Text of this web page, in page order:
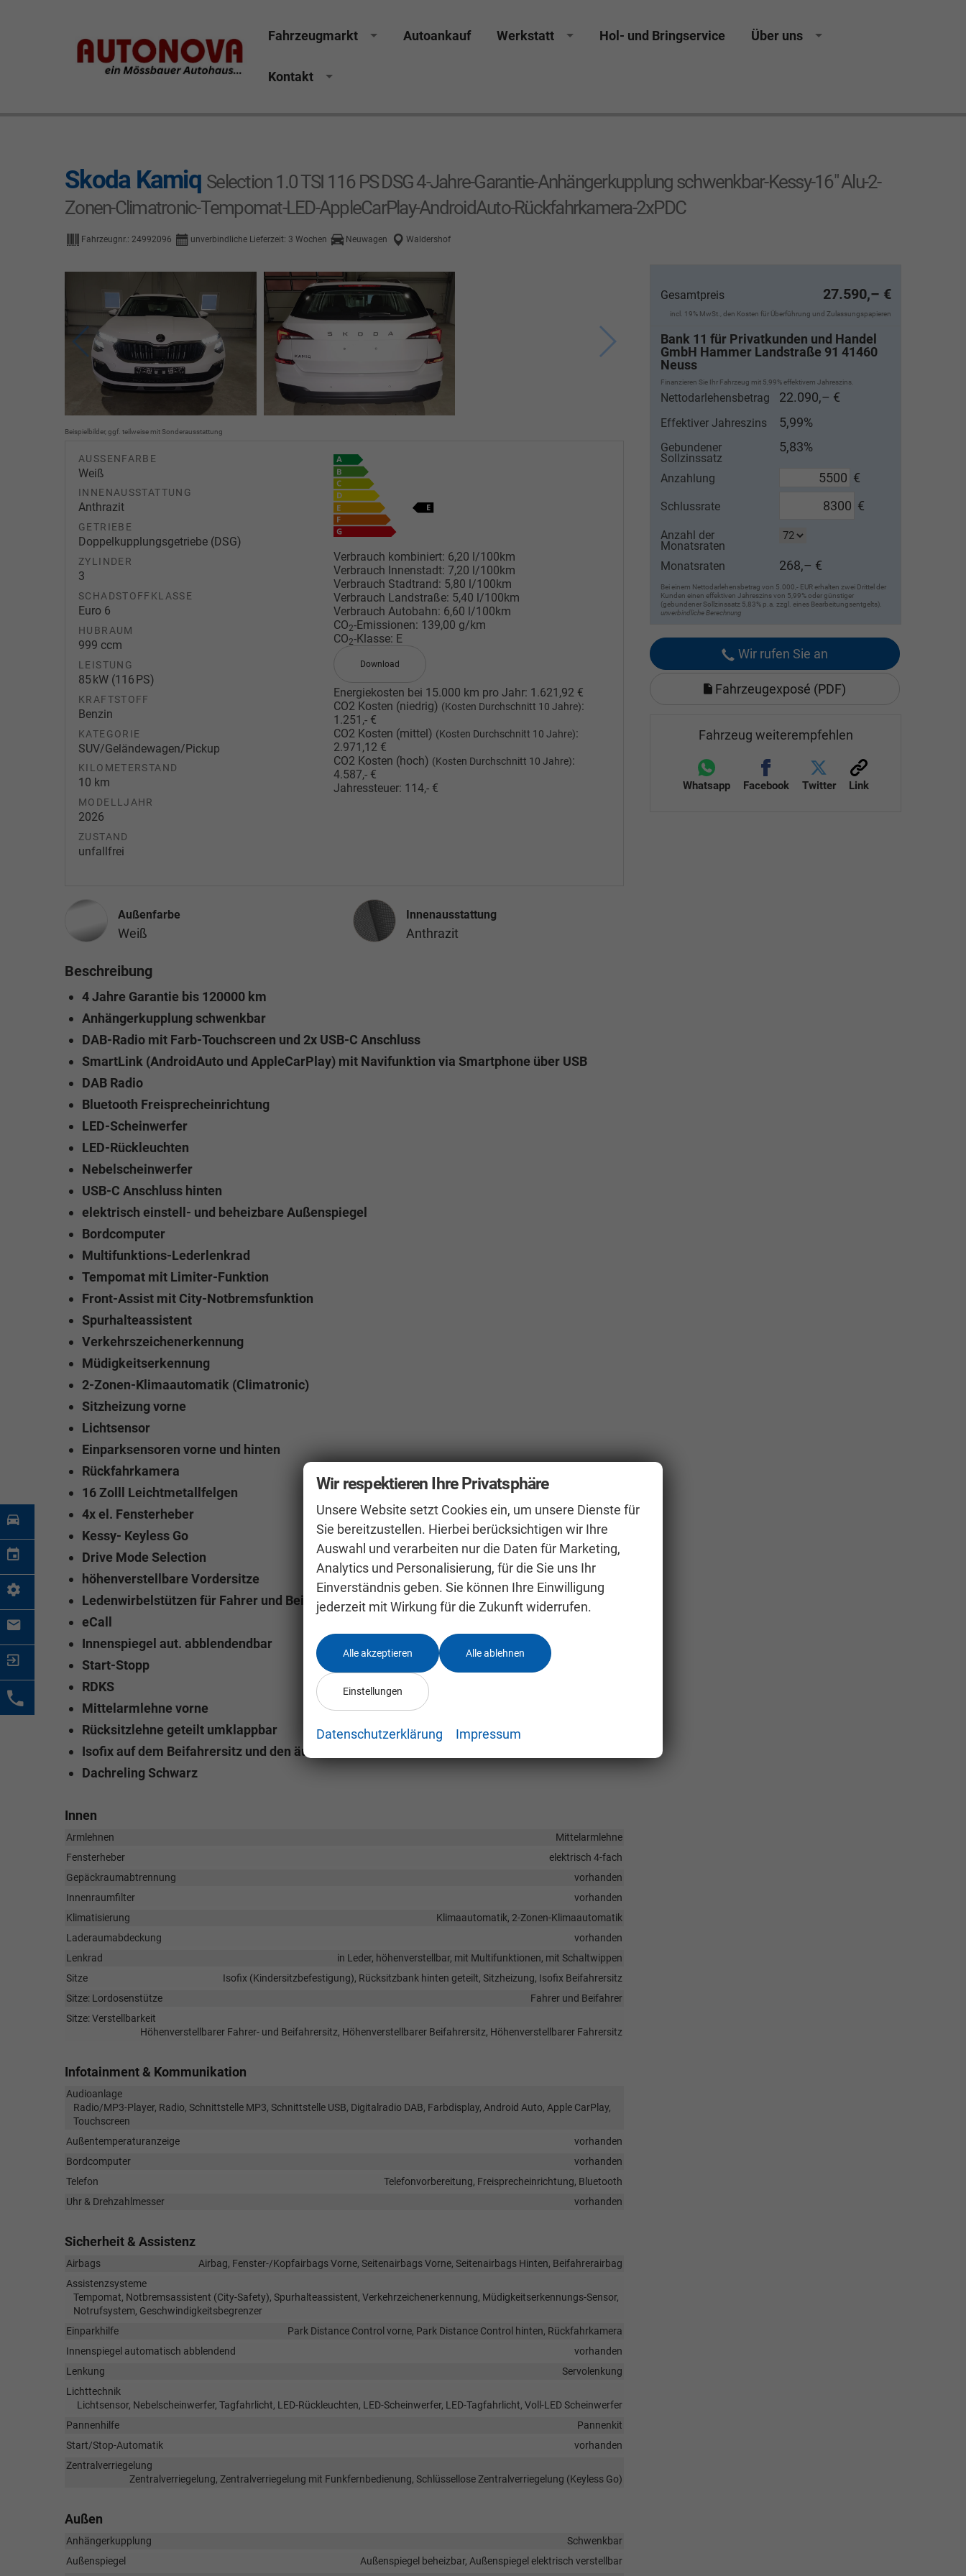
Skoda Kamiq Bayreuth Nützel Mössbauer Autonova Brucker Räthel MGS Autohaus günstig Finanzierung Leasing Neuwagen Gebrauchtwagen Jahreswagen
Fahrzeugmarkt Autoankauf Werkstatt Hol- und Bringservice Über uns
Kontakt
Skoda Kamiq Selection 1.0 TSI 116 PS DSG 4-Jahre-Garantie-Anhängerkupplung schwenkbar-Kessy-16" Alu-2-
Zonen-Climatronic-Tempomat-LED-AppleCarPlay-AndroidAuto-Rückfahrkamera-2xPDC
Fahrzeugnr.: 24992096 unverbindliche Lieferzeit: 3 Wochen Neuwagen Waldershof
Gesamtpreis 27.590,– €
incl. 19% MwSt., den Kosten für Überführung und Zulassungspapieren
Bank 11 für Privatkunden und Handel
GmbH Hammer Landstraße 91 41460
Neuss
Finanzieren Sie Ihr Fahrzeug mit 5,99% effektivem Jahreszins.
Nettodarlehensbetrag 22.090,– €
Effektiver Jahreszins 5,99%
Gebundener
Sollzinssatz
5,83%
Anzahlung €
Schlussrate €
Anzahl der
Monatsraten
Monatsraten
268,– €
Bei einem Nettodarlehensbetrag von 5.000,- EUR erhalten zwei Drittel der
Kunden einen effektiven Jahreszins von 5,99% oder günstiger
(gebundener Sollzinssatz 5,83% p.a. zzgl. eines Bearbeitungsentgelts).
unverbindliche Berechnung
Wir rufen Sie an
Fahrzeugexposé (PDF)
Fahrzeug weiterempfehlen
Whatsapp Facebook Twitter Link
Beispielbilder, ggf. teilweise mit Sonderausstattung
AUSSENFARBE
Weiß
INNENAUSSTATTUNG
Anthrazit
GETRIEBE
Doppelkupplungsgetriebe (DSG)
ZYLINDER
3
SCHADSTOFFKLASSE
Euro 6
HUBRAUM
999 ccm
LEISTUNG
85 kW (116 PS)
KRAFTSTOFF
Benzin
KATEGORIE
SUV/Geländewagen/Pickup
KILOMETERSTAND
10 km
MODELLJAHR
2026
ZUSTAND
unfallfrei
Verbrauch kombiniert: 6,20 l/100km
Verbrauch Innenstadt: 7,20 l/100km
Verbrauch Stadtrand: 5,80 l/100km
Verbrauch Landstraße: 5,40 l/100km
Verbrauch Autobahn: 6,60 l/100km
CO2-Emissionen: 139,00 g/km
CO2-Klasse: E
Download
Energiekosten bei 15.000 km pro Jahr: 1.621,92 €
CO2 Kosten (niedrig) (Kosten Durchschnitt 10 Jahre):
1.251,- €
CO2 Kosten (mittel) (Kosten Durchschnitt 10 Jahre):
2.971,12 €
CO2 Kosten (hoch) (Kosten Durchschnitt 10 Jahre):
4.587,- €
Jahressteuer: 114,- €
Außenfarbe
Weiß
InnenausstattungInnenausstattung
Anthrazit
Beschreibung
4 Jahre Garantie bis 120000 km
Anhängerkupplung schwenkbar
DAB-Radio mit Farb-Touchscreen und 2x USB-C Anschluss
SmartLink (AndroidAuto und AppleCarPlay) mit Navifunktion via Smartphone über USB
DAB Radio
Bluetooth Freisprecheinrichtung
LED-Scheinwerfer
LED-Rückleuchten
Nebelscheinwerfer
USB-C Anschluss hinten
elektrisch einstell- und beheizbare Außenspiegel
Bordcomputer
Multifunktions-Lederlenkrad
Tempomat mit Limiter-Funktion
Front-Assist mit City-Notbremsfunktion
Spurhalteassistent
Verkehrszeichenerkennung
Müdigkeitserkennung
2-Zonen-Klimaautomatik (Climatronic)
Sitzheizung vorne
Lichtsensor
Einparksensoren vorne und hinten
Rückfahrkamera
16 Zolll Leichtmetallfelgen
4x el. Fensterheber
Kessy- Keyless Go
Drive Mode Selection
höhenverstellbare Vordersitze
Ledenwirbelstützen für Fahrer und Beifahrer
eCall
Innenspiegel aut. abblendendbar
Start-Stopp
RDKS
Mittelarmlehne vorne
Rücksitzlehne geteilt umklappbar
Isofix auf dem Beifahrersitz und den äußeren Rücksitzen
Dachreling Schwarz
Innen
Armlehnen
Mittelarmlehne
Fensterheber
elektrisch 4-fach
Gepäckraumabtrennung
vorhanden
Innenraumfilter
vorhanden
Klimatisierung
Klimaautomatik, 2-Zonen-Klimaautomatik
Laderaumabdeckung
vorhanden
Lenkrad
in Leder, höhenverstellbar, mit Multifunktionen, mit Schaltwippen
Sitze
Isofix (Kindersitzbefestigung), Rücksitzbank hinten geteilt, Sitzheizung, Isofix Beifahrersitz
Sitze: Lordosenstütze
Fahrer und Beifahrer
Sitze: Verstellbarkeit
Höhenverstellbarer Fahrer- und Beifahrersitz, Höhenverstellbarer Beifahrersitz, Höhenverstellbarer Fahrersitz
Infotainment & Kommunikation
Audioanlage
Radio/MP3-Player, Radio, Schnittstelle MP3, Schnittstelle USB, Digitalradio DAB, Farbdisplay, Android Auto, Apple CarPlay,
Touchscreen
Außentemperaturanzeige
vorhanden
Bordcomputer
vorhanden
Telefon
Telefonvorbereitung, Freisprecheinrichtung, Bluetooth
Uhr & Drehzahlmesser
vorhanden
Sicherheit & Assistenz
Airbags
Airbag, Fenster-/Kopfairbags Vorne, Seitenairbags Vorne, Seitenairbags Hinten, Beifahrerairbag
Assistenzsysteme
Tempomat, Notbremsassistent (City-Safety), Spurhalteassistent, Verkehrzeichenerkennung, Müdigkeitserkennungs-Sensor,
Notrufsystem, Geschwindigkeitsbegrenzer
Einparkhilfe
Park Distance Control vorne, Park Distance Control hinten, Rückfahrkamera
Innenspiegel automatisch abblendend
vorhanden
Lenkung
Servolenkung
Lichttechnik
Lichtsensor, Nebelscheinwerfer, Tagfahrlicht, LED-Rückleuchten, LED-Scheinwerfer, LED-Tagfahrlicht, Voll-LED Scheinwerfer
Pannenhilfe
Pannenkit
Start/Stop-Automatik
vorhanden
Zentralverriegelung
Zentralverriegelung, Zentralverriegelung mit Funkfernbedienung, Schlüssellose Zentralverriegelung (Keyless Go)
Außen
Anhängerkupplung
Schwenkbar
Außenspiegel
Außenspiegel beheizbar, Außenspiegel elektrisch verstellbar
Wir respektieren Ihre Privatsphäre
Unsere Website setzt Cookies ein, um unsere Dienste für
Sie bereitzustellen. Hierbei berücksichtigen wir Ihre
Auswahl und verarbeiten nur die Daten für Marketing,
Analytics und Personalisierung, für die Sie uns Ihr
Einverständnis geben. Sie können Ihre Einwilligung
jederzeit mit Wirkung für die Zukunft widerrufen.
Alle akzeptieren Alle ablehnen
Einstellungen
Datenschutzerklärung Impressum